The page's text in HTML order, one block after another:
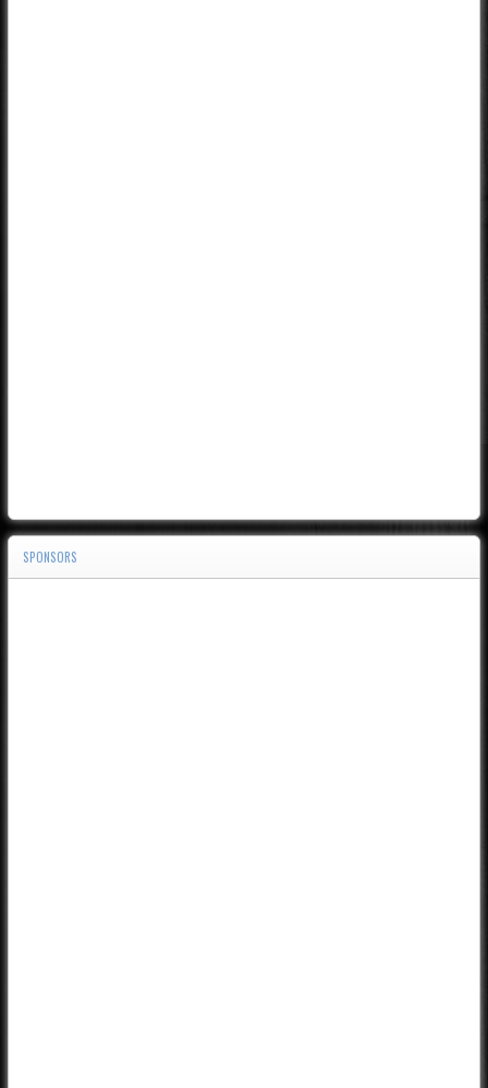
SPONSORS